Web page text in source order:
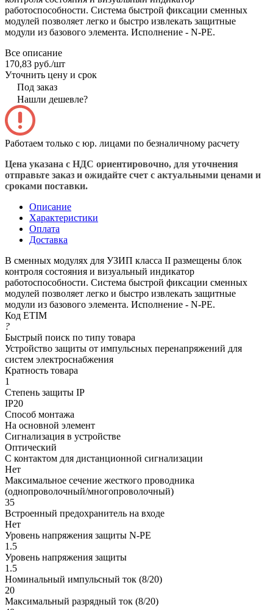
работоспособности. Система быстрой фиксации сменных
модулей позволяет легко и быстро извлекать защитные
модули из базового элемента. Исполнение - N-PE.
Все описание
170,83 руб./шт
Уточнить цену и срок
Под заказ
Нашли дешевле?
Работаем только с юр. лицами по безналичному расчету
Цена указана с НДС ориентировочно, для уточнения
отправьте заказ и ожидайте счет с актуальными ценами и
сроками поставки.
Описание
Характеристики
Оплата
Доставка
В сменных модулях для УЗИП класса II размещены блок
контроля состояния и визуальный индикатор
работоспособности. Система быстрой фиксации сменных
модулей позволяет легко и быстро извлекать защитные
модули из базового элемента. Исполнение - N-PE.
Код ETIM
?
Быстрый поиск по типу товара
Устройство защиты от импульсных перенапряжений для
систем электроснабжения
Кратность товара
1
Степень защиты IP
IP20
Способ монтажа
На основной элемент
Сигнализация в устройстве
Оптический
С контактом для дистанционной сигнализации
Нет
Максимальное сечение жесткого проводника
(однопроволочный/многопроволочный)
35
Встроенный предохранитель на входе
Нет
Уровень напряжения защиты N-PE
1.5
Уровень напряжения защиты
1.5
Номинальный импульсный ток (8/20)
20
Максимальный разрядный ток (8/20)